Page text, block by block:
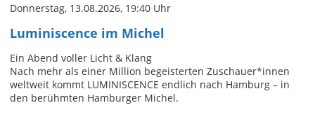
Donnerstag, 13.08.2026, 19:40 Uhr
Luminiscence im Michel
Ein Abend voller Licht & Klang
Nach mehr als einer Million begeisterten Zuschauer*innen
weltweit kommt LUMINISCENCE endlich nach Hamburg – in
den berühmten Hamburger Michel.